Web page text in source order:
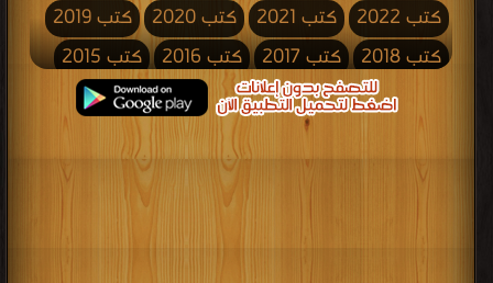
كتب 2022
كتب 2021 كتب 2020
كتب 2019
كتب 2018
كتب 2017 كتب 2016
كتب 2015
كتب 2013 كتب 2012
كتب 2011
كتب 2009 كتب 2008
كتب 2006
كتب 2005 كتب 2004
كتب 2003
كتب 2000